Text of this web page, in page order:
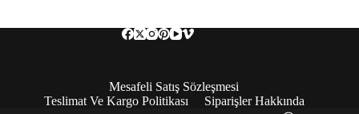
Mesafeli Satış Sözleşmesi
Teslimat Ve Kargo Politikası
Siparişler Hakkında